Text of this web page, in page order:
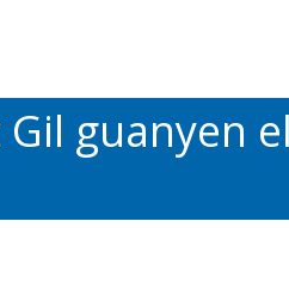
guanyen